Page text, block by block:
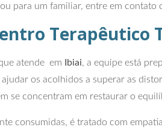
para um familiar, entre em
Terapêutico
atende em Ibiai, a equipe está
os acolhidos a superar as
se concentram em restaurar o
consumidas, é tratado com